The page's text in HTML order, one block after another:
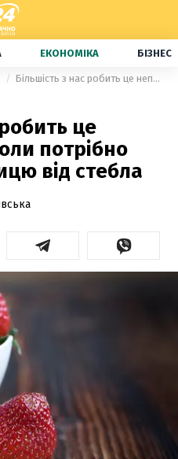
ЕКОНОМІКА БІЗНЕС
Більшість з нас робить це неправильно: коли потрібно очищати полуницю від стебла
це
потрібно
від стебла